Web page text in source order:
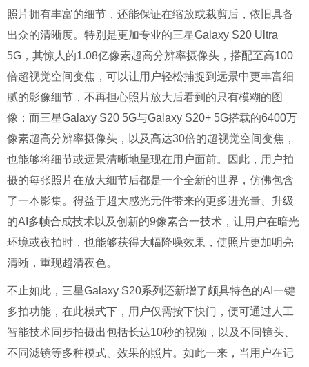
照片拥有丰富的细节，还能保证在缩放或裁剪后，依旧具备
出众的清晰度。特别是更加专业的三星Galaxy S20 Ultra
5G，其惊人的1.08亿像素超高分辨率摄像头，搭配至高100
倍超视觉空间变焦，可以让用户轻松捕捉到远景中更丰富细
腻的影像细节，不再担心照片放大后看到的只有模糊的图
像；而三星Galaxy S20 5G与Galaxy S20+ 5G搭载的6400万
像素超高分辨率摄像头，以及高达30倍的超视觉空间变焦，
也能够将细节或远景清晰地呈现在用户面前。因此，用户拍
摄的每张照片在放大细节后都是一个全新的世界，仿佛包含
了一本影集。得益于超大感光元件带来的更多进光量、升级
的AI多帧合成技术以及创新的9像素合一技术，让用户在暗光
环境或夜拍时，也能够获得大幅降噪效果，使照片更加明亮
清晰，重现超清夜色。
不止如此，三星Galaxy S20系列还新增了颇具特色的AI一键
多拍功能，在此模式下，用户仅需按下快门，便可通过人工
智能技术同步拍摄出包括长达10秒的视频，以及不同镜头、
不同滤镜等多种模式、效果的照片。如此一来，当用户在记